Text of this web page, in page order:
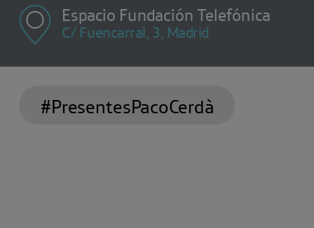
Espacio Fundación Telefónica
C/ Fuencarral, 3, Madrid
#PresentesPacoCerdà